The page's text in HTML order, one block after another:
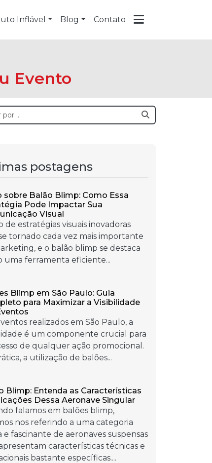
Inflável Blog Contato
Evento
postagens
sobre Balão Blimp: Como Essa
Pode Impactar Sua
Visual
de estratégias visuais inovadoras
tornado cada vez mais importante
e o balão blimp se destaca
uma ferramenta eficiente...
Blimp em São Paulo: Guia
para Maximizar a Visibilidade
realizados em São Paulo, a
é um componente crucial para
de qualquer ação promocional.
a utilização de balões...
Blimp: Entenda as Características
Dessa Aeronave Singular
falamos em balões blimp,
nos referindo a uma categoria
e fascinante de aeronaves suspensas
características técnicas e
bastante específicas....